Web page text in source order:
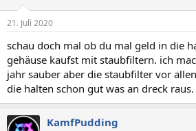
e
:
21. Juli 2020
schau doch mal ob du mal geld in die
gehäuse kaufst mit staubfiltern. ich
jahr sauber aber die staubfilter vor
die halten schon gut was an dreck raus.
KamfPudding